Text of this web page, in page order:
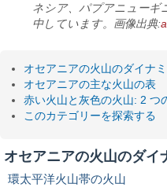
ネシア、パプアニューギ
中しています。画像出典:
オセアニアの火山のダイナ
オセアニアの主な火山の表
赤い火山と灰色の火山: 2 つ
このカテゴリーを探索する
オセアニアの火山のダイ
環太平洋火山帯の火山